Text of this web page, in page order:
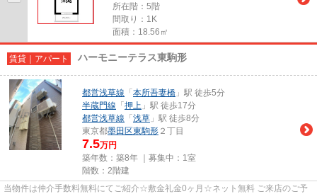
所在階：5階
間取り：1K
面積：18.56㎡
賃貸｜アパート ハーモニーテラス東駒形
都営浅草線 「 本所吾妻橋 」駅 徒歩5分
半蔵門線 「 押上 」駅 徒歩17分
都営浅草線 「 浅草 」駅 徒歩8分
東京都墨田区東駒形 ２丁目
7.5万円
築年数：築8年 ｜募集中： 1室
階数：2階建
当物件は仲介手数料無料にてご紹介☆敷金礼金0ヶ月☆ネット無料 ご来店のご予